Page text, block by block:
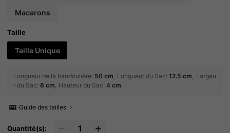
Macarons
Taille
Taille Unique
Longueur de la bandoulière: 50 cm Longueur du Sac: 12.5 cm
Largeu
r du Sac: 8 cm Hauteur du Sac: 4 cm
Guide des tailles
Quantité(s):